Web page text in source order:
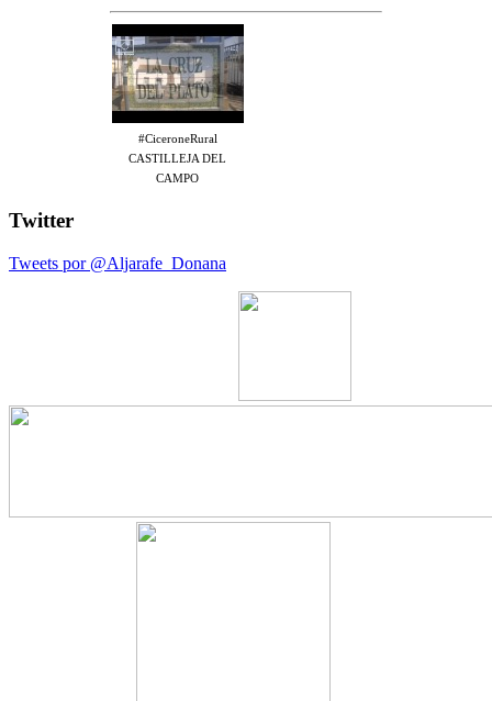
#CiceroneRural
CASTILLEJA DEL
CAMPO
Twitter
Tweets por @Aljarafe_Donana